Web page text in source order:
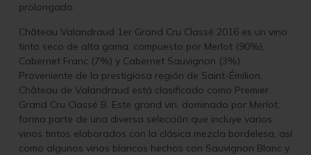
prolongado.
Château Valandraud 1er Grand Cru Classé 2016 es un vino
tinto seco de alta gama, compuesto por Merlot (90%),
Cabernet Franc (7%) y Cabernet Sauvignon (3%).
Proveniente de la prestigiosa región de Saint-Émilion,
Château de Valandraud está clasificado como Premier
Grand Cru Classé B. Este grand vin, dominado por Merlot,
forma parte de una diversa selección que incluye varios
vinos tintos elaborados con la clásica mezcla bordelesa, así
como algunos vinos blancos hechos con Sauvignon Blanc y